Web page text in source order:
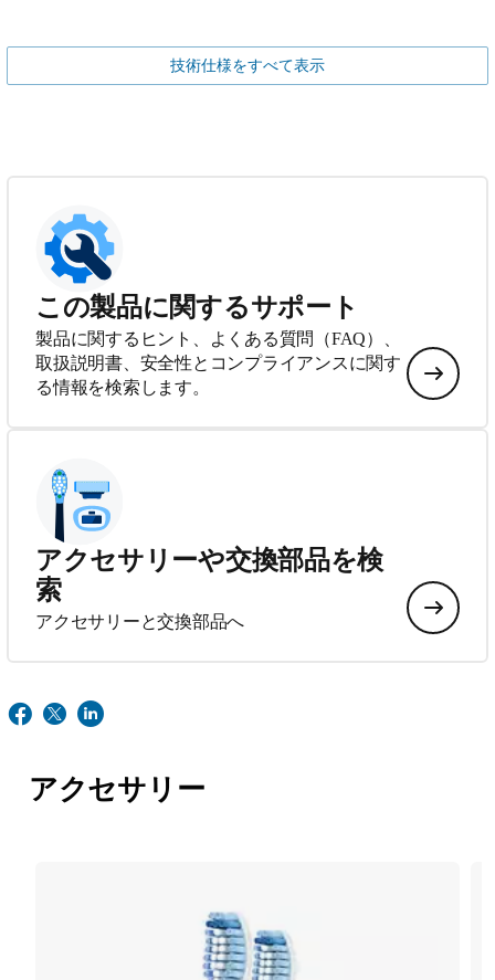
技術仕様をすべて表示
この製品に関するサポート
製品に関するヒント、よくある質問（FAQ）、
取扱説明書、安全性とコンプライアンスに関す
る情報を検索します。
アクセサリーや交換部品を検
索
アクセサリーと交換部品へ
アクセサリー